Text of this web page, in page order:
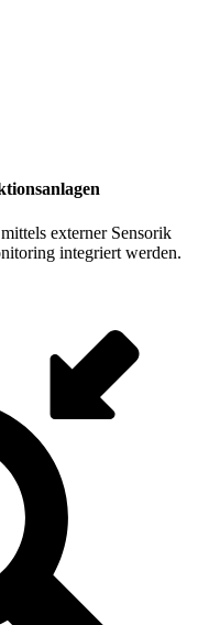
externer Sensorik
integriert werden.